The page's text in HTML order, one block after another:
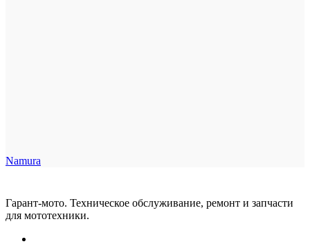
Namura
Гарант-мото. Техническое обслуживание, ремонт и запчасти
для мототехники.